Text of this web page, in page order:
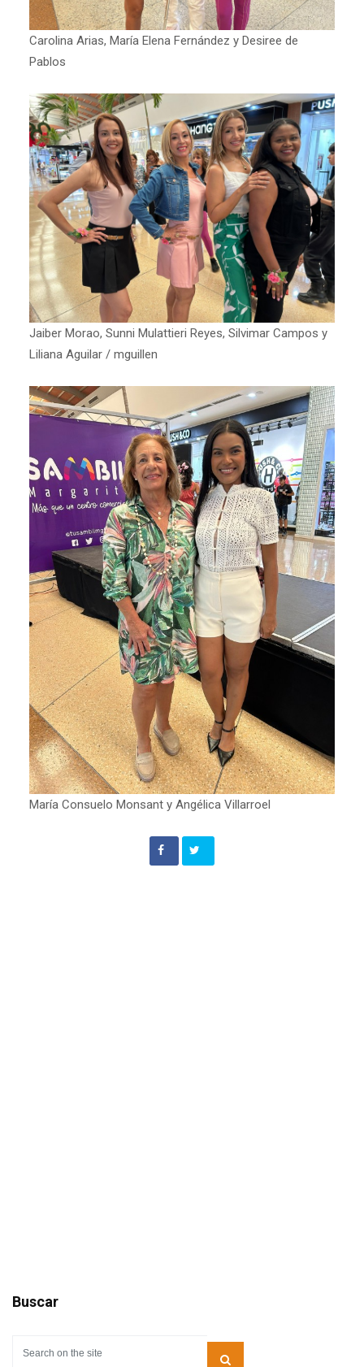
Carolina Arias, María Elena Fernández y Desiree de
Pablos
Jaiber Morao, Sunni Mulattieri Reyes, Silvimar Campos y
Liliana Aguilar / mguillen
María Consuelo Monsant y Angélica Villarroel
Buscar